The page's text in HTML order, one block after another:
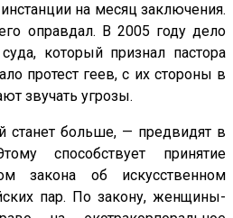
на месяц заключения.
оправдал. В 2005 году дело
который признал пастора
протест геев, с их стороны в
звучать угрозы.
станет больше, — предвидят в
способствует принятие
закона об искусственном
пар. По закону, женщины-